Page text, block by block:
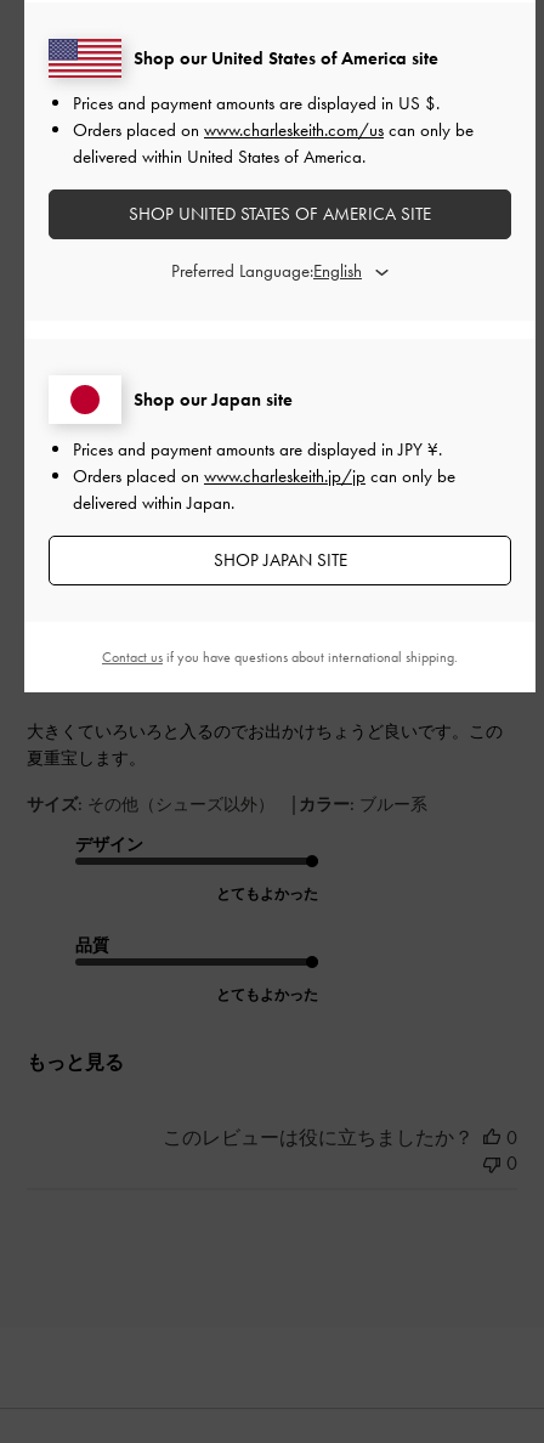
キャンバス生地が丈夫で、荷物もたくさん入るので重宝してい
ます
サイズ: 41/25.5cm |カラー: ホワイト系
デザイン
とてもよかった
このレビューは役に立ちましたか？
大きくていろいろと入るのでお出かけちょうど良いです。この
夏重宝します。
サイズ: その他（シューズ以外） | カラー: ブルー系
デザイン
とてもよかった
品質
とてもよかった
もっと見る
2026-07-19
このレビューは役に立ちましたか？
0
0
Shop our Japan site
Prices and payment amounts are displayed inJPY ¥.
Orders placed on www.charleskeith.jp/jp can only be
delivered within Japan.
SHOP JAPAN SITE
Shop our United States of America site
Prices and payment amounts are displayed in US $.
Orders placed on www.charleskeith.com/us can only be
delivered within United States of America.
SHOP UNITED STATES OF AMERICA SITE
Preferred Language:
Contact usif you have questions about international shipping.